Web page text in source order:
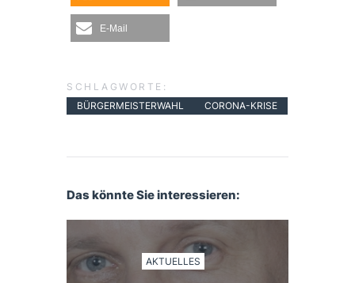
E-Mail
SCHLAGWORTE:
BÜRGERMEISTERWAHL
CORONA-KRISE
Das könnte Sie interessieren:
AKTUELLES